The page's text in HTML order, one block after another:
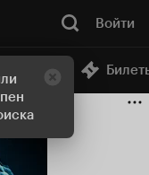
Войти